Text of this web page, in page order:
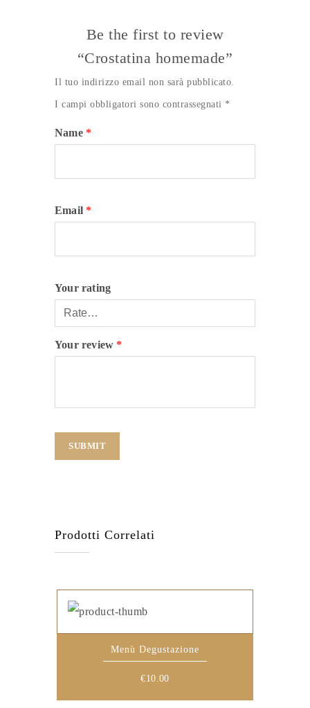
Be the first to review
“Crostatina homemade”
Il tuo indirizzo email non sarà pubblicato.
I campi obbligatori sono contrassegnati *
Name *
Email *
Your rating
Your review *
Prodotti Correlati
Menù Degustazione
€10.00